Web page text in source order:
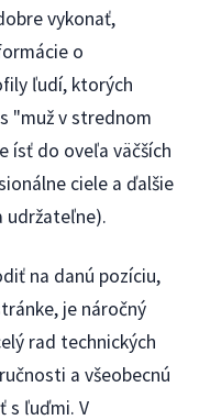
vykonať,
o
ľudí, ktorých
"muž v strednom
ísť do oveľa väčších
ciele a ďalšie
udržateľne).
na danú pozíciu,
je náročný
rad technických
a všeobecnú
s ľuďmi. V